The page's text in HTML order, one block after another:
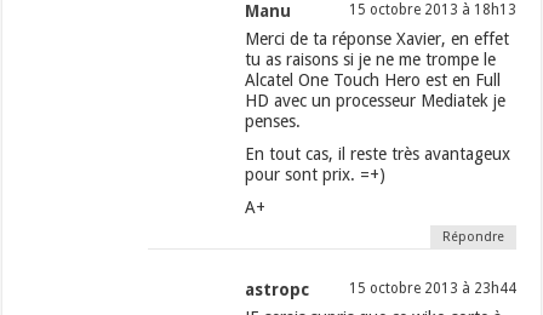
Manu 15 octobre 2013 à 18h13
Merci de ta réponse Xavier, en effet
tu as raisons si je ne me trompe le
Alcatel One Touch Hero est en Full
HD avec un processeur Mediatek je
penses.
En tout cas, il reste très avantageux
pour sont prix. =+)
A+
Répondre
astropc 15 octobre 2013 à 23h44